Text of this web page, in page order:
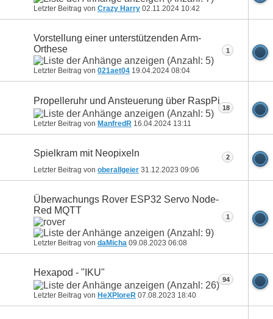
Letzter Beitrag von Crazy Harry 02.11.2024 10:42
Vorstellung einer unterstützenden Arm-
Orthese
Letzter Beitrag von 021aet04 19.04.2024 08:04
1
Propelleruhr und Ansteuerung über RaspPi
Letzter Beitrag von ManfredR 16.04.2024 13:11
18
Spielkram mit Neopixeln
Letzter Beitrag von oberallgeier 31.12.2023 09:06
2
Überwachungs Rover ESP32 Servo Node-
Red MQTT
Letzter Beitrag von daMicha 09.08.2023 06:08
1
Hexapod - "IKU"
Letzter Beitrag von HeXPloreR 07.08.2023 18:40
94